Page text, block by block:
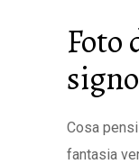
Foto
Cosa
fantasia